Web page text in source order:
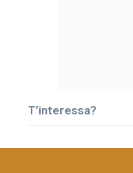
T’interessa?